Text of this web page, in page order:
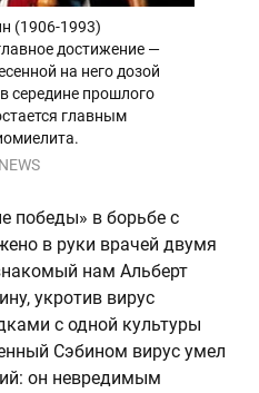
(1906-1993)
достижение —
на него дозой
середине прошлого
главным
победы» в борьбе с
в руки врачей двумя
нам Альберт
укротив вирус
с одной культуры
Сэбином вирус умел
он невредимым